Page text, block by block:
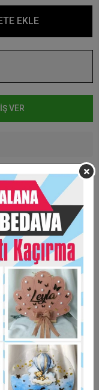
EKLE
VER
İade ve Değişim